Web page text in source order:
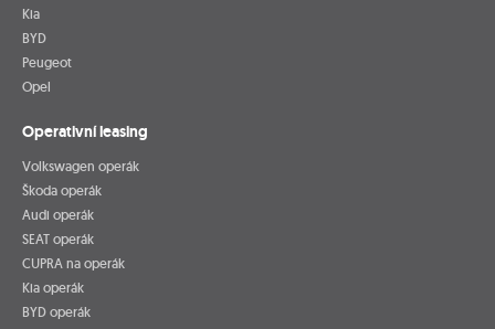
Kia
BYD
Peugeot
Opel
Operativní leasing
Volkswagen operák
Škoda operák
Audi operák
SEAT operák
CUPRA na operák
Kia operák
BYD operák